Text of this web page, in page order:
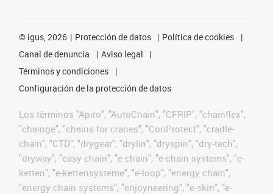
© igus, 2026 Protección de datos
Política de cookies
Canal de denuncia
Aviso legal
Términos y condiciones
Configuración de la protección de datos
Los términos "Apiro", "AutoChain", "CFRIP", "chainflex",
"chainge", "chains for cranes", "ConProtect", "cradle-
chain", "CTD", "drygear", "drylin", "dryspin", "dry-tech",
"dryway", "easy chain", "e-chain", "e-chain systems", "e-
ketten", "e-kettensysteme", "e-loop", "energy chain",
"energy chain systems", "enjoyneering", "e-skin", "e-